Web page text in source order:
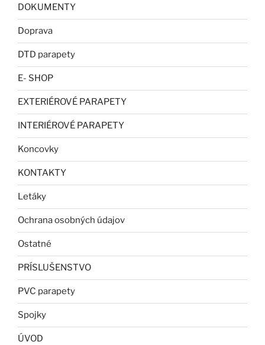
DOKUMENTY
Doprava
DTD parapety
E- SHOP
EXTERIÉROVÉ PARAPETY
INTERIÉROVÉ PARAPETY
Koncovky
KONTAKTY
Letáky
Ochrana osobných údajov
Ostatné
PRÍSLUŠENSTVO
PVC parapety
Spojky
ÚVOD